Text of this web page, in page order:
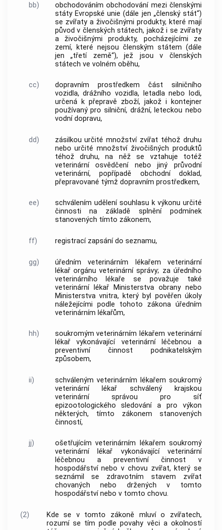
bb)
obchodováním obchodování mezi členskými
státy Evropské unie (dále jen „členský stát“)
se zvířaty a živočišnými produkty, které mají
původ v členských státech, jakož i se zvířaty
a živočišnými produkty, pocházejícími ze
zemí, které nejsou členským státem (dále
jen „třetí země“), jež jsou v členských
státech ve volném oběhu,
cc)
dopravním prostředkem část silničního
vozidla, drážního vozidla, letadla nebo lodi,
určená k přepravě zboží, jakož i kontejner
používaný pro silniční, drážní, leteckou nebo
vodní dopravu,
dd)
zásilkou určité množství zvířat téhož druhu
nebo určité množství živočišných produktů
téhož druhu, na něž se vztahuje totéž
veterinární osvědčení nebo jiný průvodní
veterinární, popřípadě obchodní doklad,
přepravované týmž dopravním prostředkem,
ee)
schválením udělení souhlasu k výkonu určité
činnosti na základě splnění podmínek
stanovených tímto zákonem,
ff) registrací zapsání do seznamu,
gg)
úředním veterinárním lékařem veterinární
lékař orgánu veterinární správy; za úředního
veterinárního lékaře se považuje také
veterinární lékař Ministerstva obrany nebo
Ministerstva vnitra, který byl pověřen úkoly
náležejícími podle tohoto zákona úředním
veterinárním lékařům,
hh)
soukromým veterinárním lékařem veterinární
lékař vykonávající veterinární léčebnou a
preventivní činnost podnikatelským
způsobem,
ii)
schváleným veterinárním lékařem soukromý
veterinární lékař schválený krajskou
veterinární správou pro síť
epizootologického sledování a pro výkon
některých, tímto zákonem stanovených
činností,
jj)
ošetřujícím veterinárním lékařem soukromý
veterinární lékař vykonávající veterinární
léčebnou a preventivní činnost v
hospodářství nebo v chovu zvířat, který se
seznámil se zdravotním stavem zvířat
chovaných nebo držených v tomto
hospodářství nebo v tomto chovu.
(2)
Kde se v tomto zákoně mluví o zvířatech,
rozumí se tím podle povahy věci a okolností